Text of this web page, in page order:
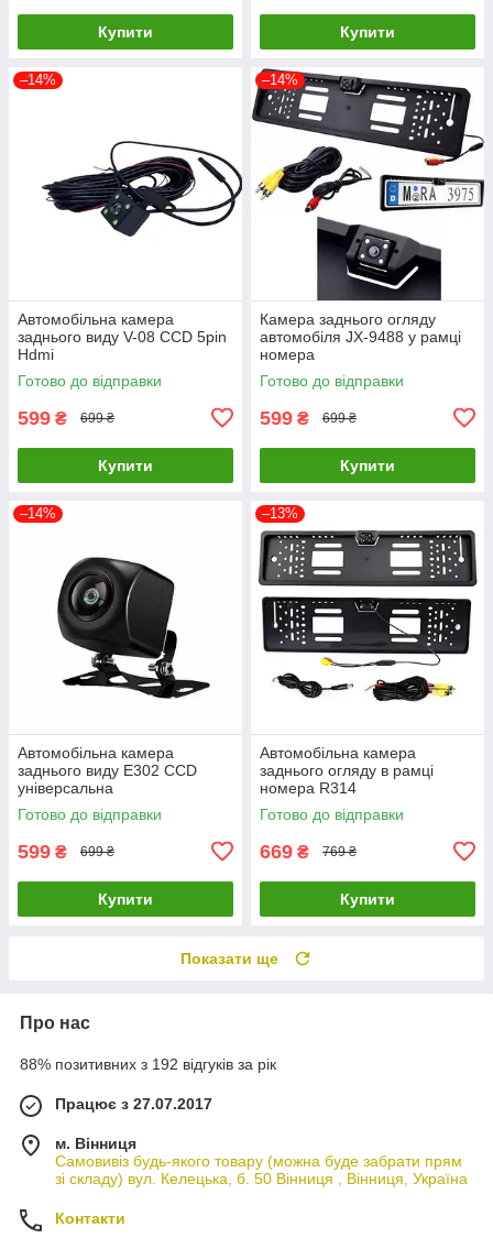
Купити Купити
–14%
Автомобільна камера
заднього виду V-08 CCD 5pin
Hdmi
Готово до відправки
599 ₴ 699 ₴
Купити
–14%
Камера заднього огляду
автомобіля JX-9488 у рамці
номера
Готово до відправки
599 ₴ 699 ₴
Купити
–14%
Автомобільна камера
заднього виду E302 CCD
універсальна
Готово до відправки
599 ₴ 699 ₴
Купити
–13%
Автомобільна камера
заднього огляду в рамці
номера R314
Готово до відправки
669 ₴ 769 ₴
Купити
Показати ще
Про нас
88% позитивних з 192 відгуків за рік
Працює з 27.07.2017
м. Вінниця
Самовивіз будь-якого товару (можна буде забрати прям
зі складу) вул. Келецька, б. 50 Вінниця , Вінниця, Україна
Контакти